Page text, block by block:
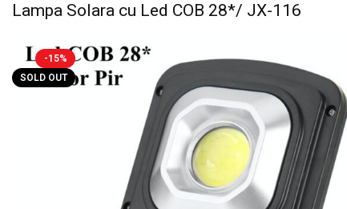
Lampa Solara cu Led COB 28*/ JX-116
-15%
SOLD OUT